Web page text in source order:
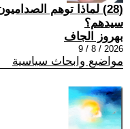
(28) ‏لماذا توهم
سيدهم؟
بهروز الجاف
2026 / 8 / 9
مواضيع وابحاث سياسية